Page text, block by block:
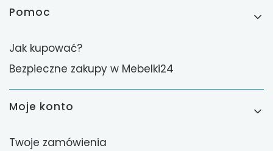
Linki w stopce
Pomoc
Jak kupować?
Bezpieczne zakupy w Mebelki24
Moje konto
Twoje zamówienia